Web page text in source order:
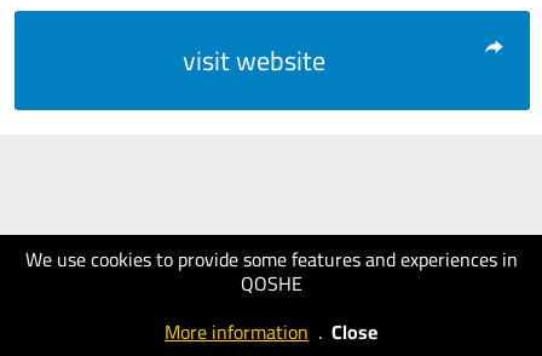
We use cookies to provide some features and experiences in
QOSHE
More information . Close
visit website